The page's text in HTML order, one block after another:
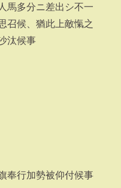
馬多分ニ差出シ不一
召候、猶此上敵愾之
汰候事
奉行加勢被仰付候事